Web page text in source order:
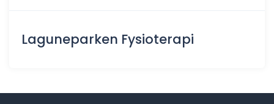
Laguneparken Fysioterapi